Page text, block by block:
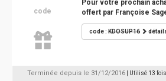
code
Pour votre prochain
offert par Françoise
code :KDOSUP16
Terminée depuis le 31/12/2016 | Utilisé 13 fois